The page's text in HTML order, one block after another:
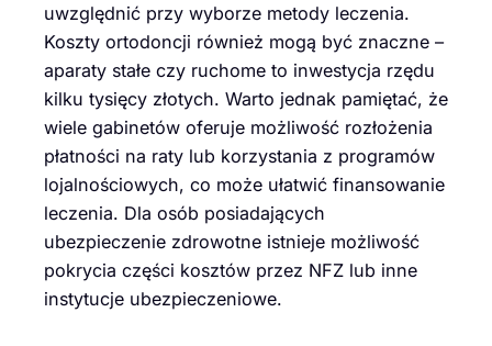
uwzględnić przy wyborze metody leczenia.
Koszty ortodoncji również mogą być znaczne –
aparaty stałe czy ruchome to inwestycja rzędu
kilku tysięcy złotych. Warto jednak pamiętać, że
wiele gabinetów oferuje możliwość rozłożenia
płatności na raty lub korzystania z programów
lojalnościowych, co może ułatwić finansowanie
leczenia. Dla osób posiadających
ubezpieczenie zdrowotne istnieje możliwość
pokrycia części kosztów przez NFZ lub inne
instytucje ubezpieczeniowe.